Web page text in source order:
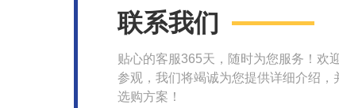
联系我们
贴心的客服365天，随时为您服务！欢
参观，我们将竭诚为您提供详细介绍，
选购方案！